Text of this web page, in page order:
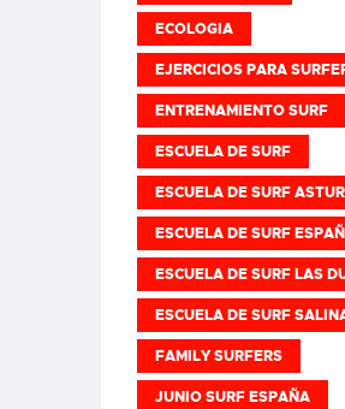
ECOLOGIA
EJERCICIOS PARA
ENTRENAMIENTO SURF
ESCUELA DE SURF
ESCUELA DE SURF
ESCUELA DE SURF
ESCUELA DE SURF LAS
ESCUELA DE SURF
FAMILY SURFERS
JUNIO SURF ESPAÑA